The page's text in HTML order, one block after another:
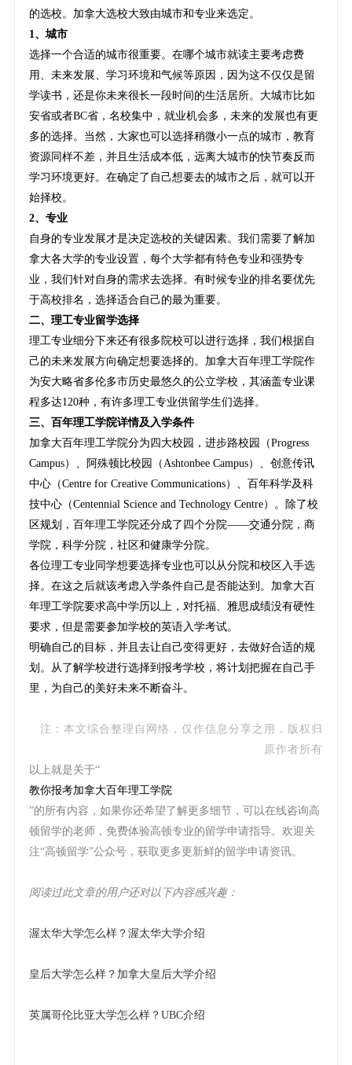
的选校。加拿大选校大致由城市和专业来选定。
1、城市
选择一个合适的城市很重要。在哪个城市就读主要考虑费
用、未来发展、学习环境和气候等原因，因为这不仅仅是留
学读书，还是你未来很长一段时间的生活居所。大城市比如
安省或者BC省，名校集中，就业机会多，未来的发展也有更
多的选择。当然，大家也可以选择稍微小一点的城市，教育
资源同样不差，并且生活成本低，远离大城市的快节奏反而
学习环境更好。在确定了自己想要去的城市之后，就可以开
始择校。
2、专业
自身的专业发展才是决定选校的关键因素。我们需要了解加
拿大各大学的专业设置，每个大学都有特色专业和强势专
业，我们针对自身的需求去选择。有时候专业的排名要优先
于高校排名，选择适合自己的最为重要。
二、理工专业留学选择
理工专业细分下来还有很多院校可以进行选择，我们根据自
己的未来发展方向确定想要选择的。加拿大百年理工学院作
为安大略省多伦多市历史最悠久的公立学校，其涵盖专业课
程多达120种，有许多理工专业供留学生们选择。
三、百年理工学院详情及入学条件
加拿大百年理工学院分为四大校园，进步路校园（Progress
Campus）、阿殊顿比校园（Ashtonbee Campus）、创意传讯
中心（Centre for Creative Communications）、百年科学及科
技中心（Centennial Science and Technology Centre）。除了校
区规划，百年理工学院还分成了四个分院——交通分院，商
学院，科学分院，社区和健康学分院。
各位理工专业同学想要选择专业也可以从分院和校区入手选
择。在这之后就该考虑入学条件自己是否能达到。加拿大百
年理工学院要求高中学历以上，对托福、雅思成绩没有硬性
要求，但是需要参加学校的英语入学考试。
明确自己的目标，并且去让自己变得更好，去做好合适的规
划。从了解学校进行选择到报考学校，将计划把握在自己手
里，为自己的美好未来不断奋斗。
注：本文综合整理自网络，仅作信息分享之用，版权归
原作者所有
以上就是关于“
教你报考加拿大百年理工学院
”的所有内容，如果你还希望了解更多细节，可以在线咨询高
顿留学的老师，免费体验高顿专业的留学申请指导。欢迎关
注“高顿留学”公众号，获取更多更新鲜的留学申请资讯。
阅读过此文章的用户还对以下内容感兴趣：
渥太华大学怎么样？渥太华大学介绍
皇后大学怎么样？加拿大皇后大学介绍
英属哥伦比亚大学怎么样？UBC介绍